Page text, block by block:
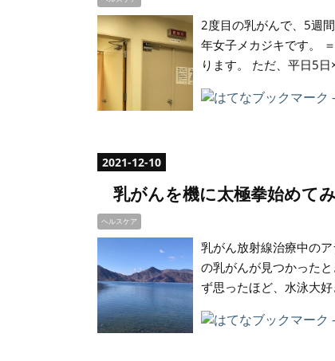
2度目の乳がんで、5週
年女子メカジキです。
ります。 ただ、平日5
2021-12-10
乳がんを機に太極拳始めて
ヘルスケア
乳がん放射線治療中の
の乳がんが見つかった
ず思ったほど、水泳大